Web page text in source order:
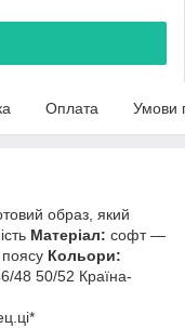
Оплата Умови
образ, який
Матеріал: софт —
Кольори:
48 50/52 Країна-